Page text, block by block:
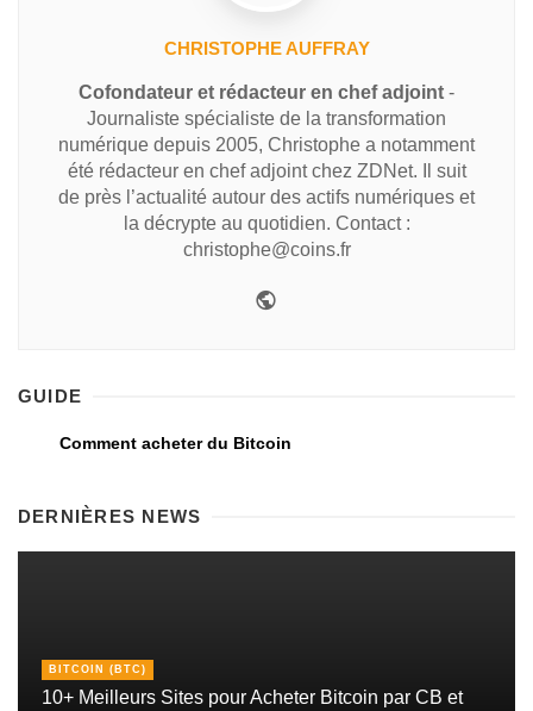
CHRISTOPHE AUFFRAY
Cofondateur et rédacteur en chef adjoint -
Journaliste spécialiste de la transformation
numérique depuis 2005, Christophe a notamment
été rédacteur en chef adjoint chez ZDNet. Il suit
de près l’actualité autour des actifs numériques et
la décrypte au quotidien. Contact :
christophe@coins.fr
GUIDE
Comment acheter du Bitcoin
DERNIÈRES NEWS
BITCOIN (BTC)
10+ Meilleurs Sites pour Acheter Bitcoin par CB et